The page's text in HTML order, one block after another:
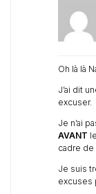
Oh là là
J’ai dit
excuser.
Je n’ai
AVANT
cadre de
Je suis
excuses